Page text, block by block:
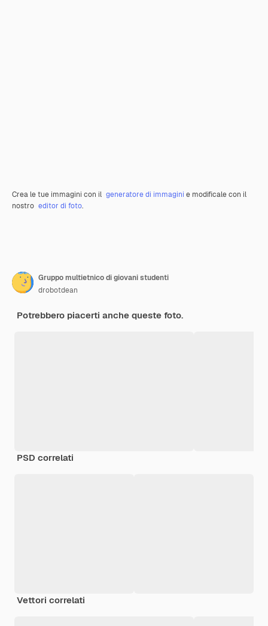
Crea le tue immagini con il generatore di immagini e modificale con il
nostro editor di foto.
Gruppo multietnico di giovani studenti
drobotdean
Potrebbero piacerti anche queste foto.
PSD correlati
Vettori correlati